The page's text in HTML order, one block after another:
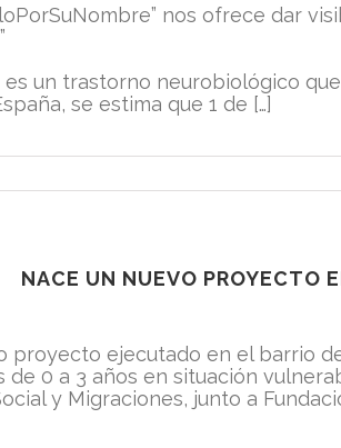
nos ofrece dar
un trastorno neurobiológico
se estima que 1 de […]
NACE UN NUEVO PROYECTO
proyecto ejecutado en el barrio
0 a 3 años en situación
y Migraciones, junto a